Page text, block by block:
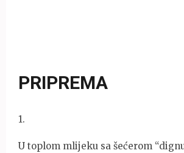
PRIPREMA
1.
U toplom mlijeku sa šećerom